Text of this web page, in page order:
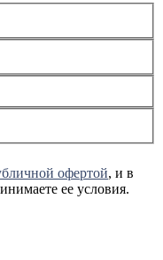
офертой, и в
ее условия.